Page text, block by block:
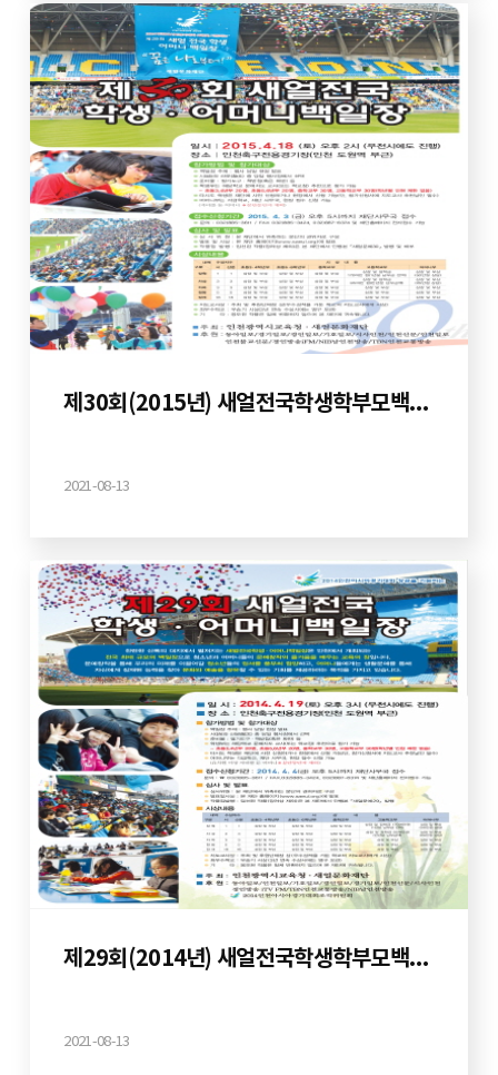
제30회(2015년) 새얼전국학생학부모백일장
2021-08-13
제29회(2014년) 새얼전국학생학부모백일장
2021-08-13